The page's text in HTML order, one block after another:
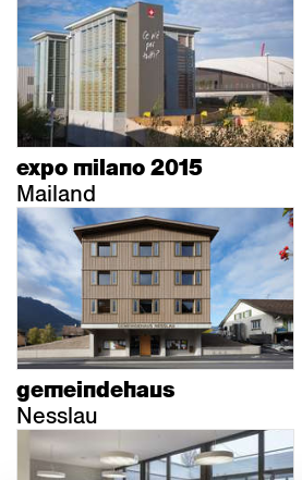
expo milano 2015
Mailand
gemeindehaus
Nesslau